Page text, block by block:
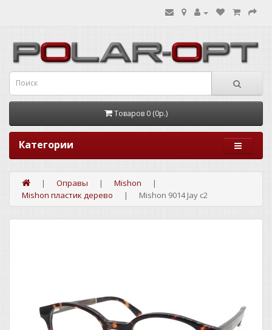
Товаров 0 (0р.)
Категории
Оправы
Mishon
Mishon пластик дерево
Mishon 9014 Jay c2